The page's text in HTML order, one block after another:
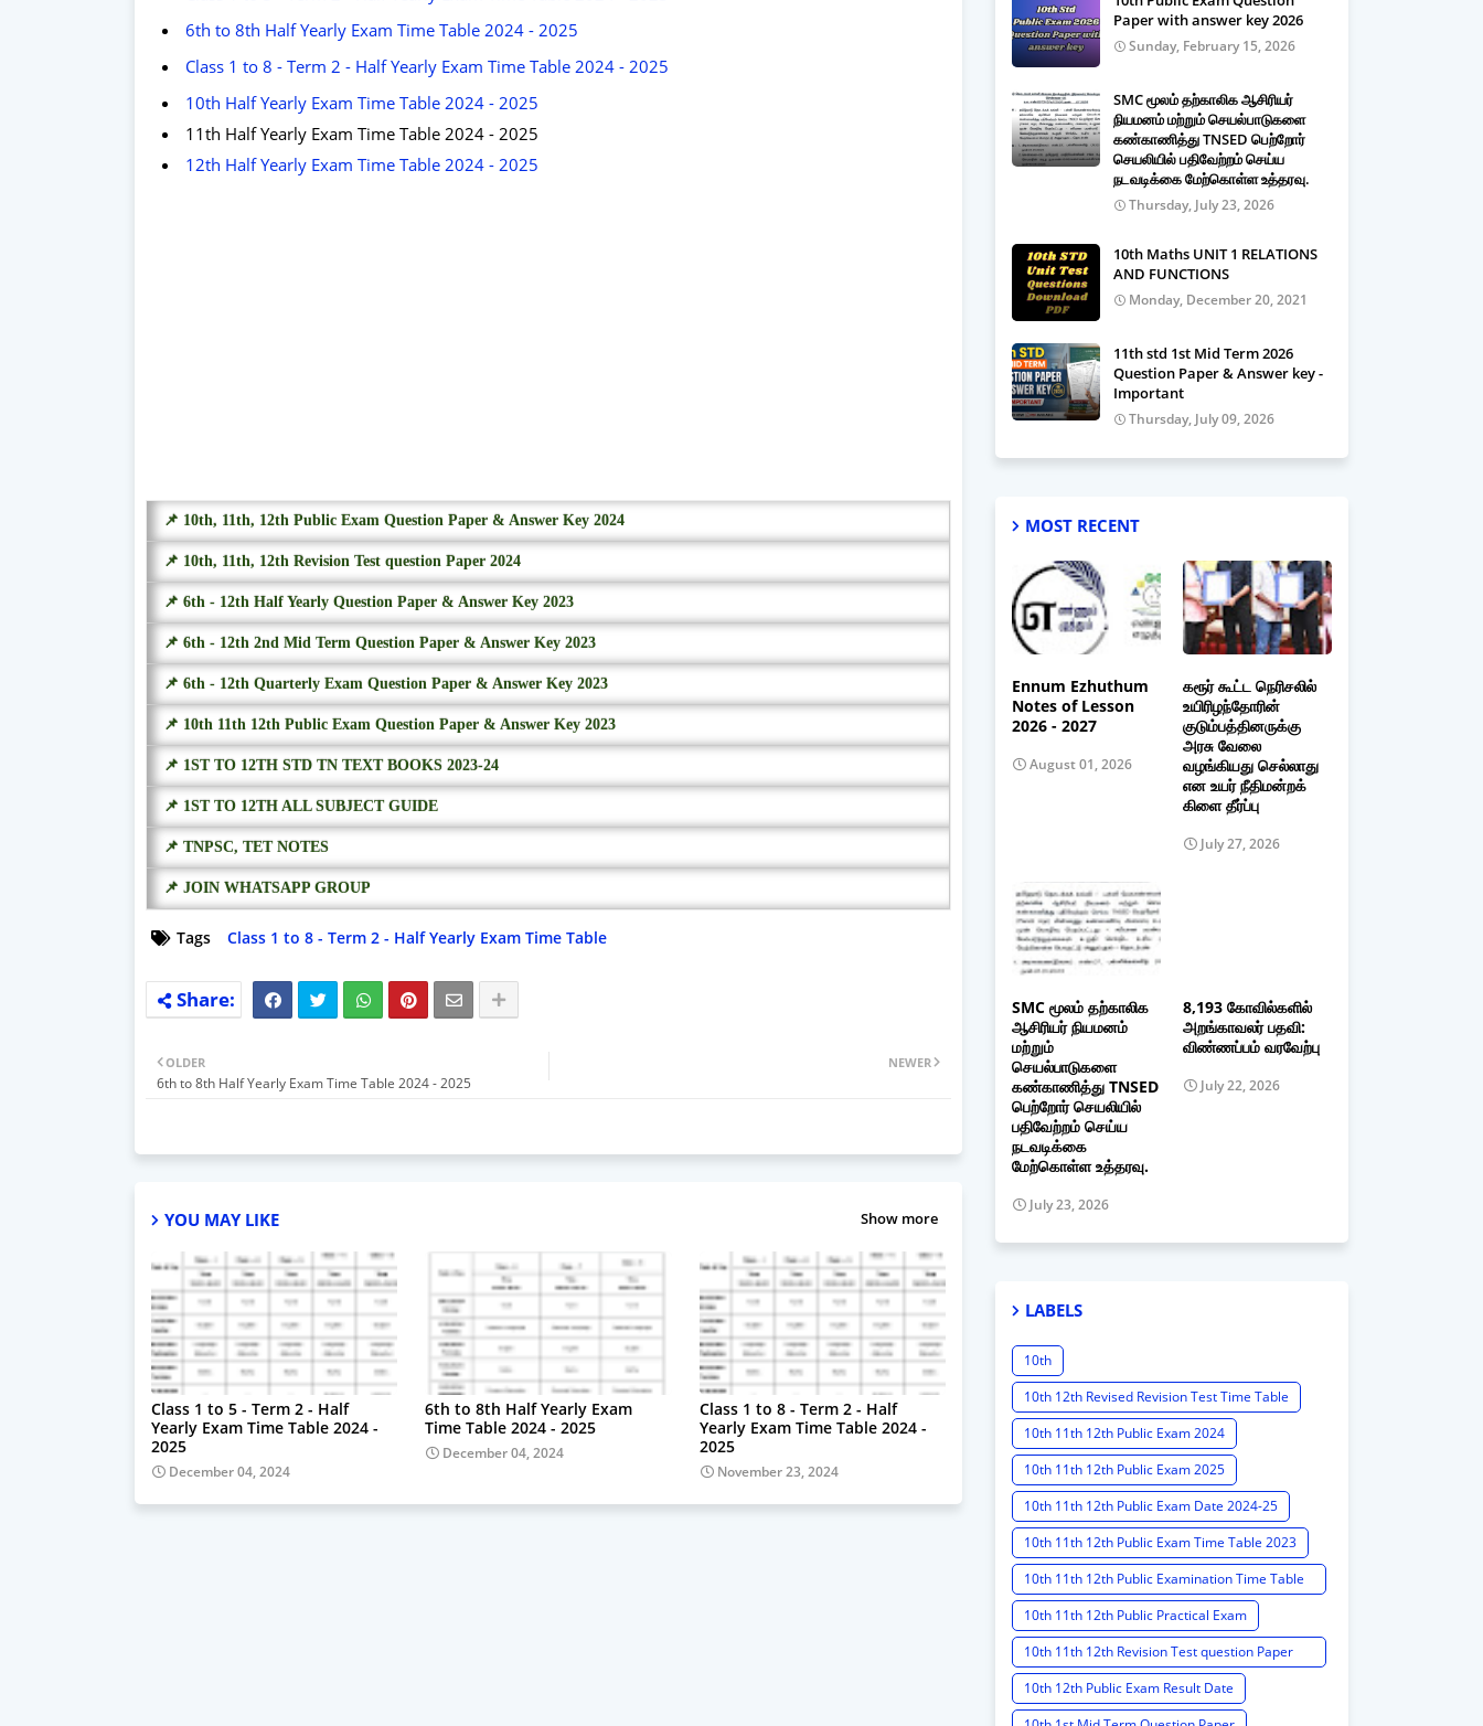
6th to 8th Half Yearly Exam Time Table 2024 - 2025
Class 1 to 8 - Term 2 - Half Yearly Exam Time Table 2024 - 2025
10th Half Yearly Exam Time Table 2024 - 2025
11th Half Yearly Exam Time Table 2024 - 2025
12th Half Yearly Exam Time Table 2024 - 2025
📌 10th, 11th, 12th Public Exam Question Paper & Answer Key 2024
📌 10th, 11th, 12th Revision Test question Paper 2024
📌 6th - 12th Half Yearly Question Paper & Answer Key 2023
📌 6th - 12th 2nd Mid Term Question Paper & Answer Key 2023
📌 6th - 12th Quarterly Exam Question Paper & Answer Key 2023
📌 10th 11th 12th Public Exam Question Paper & Answer Key 2023
📌 1ST TO 12TH STD TN TEXT BOOKS 2023-24
📌 1ST TO 12TH ALL SUBJECT GUIDE
📌 TNPSC, TET NOTES
📌 JOIN WHATSAPP GROUP
Tags Class 1 to 8 - Term 2 - Half Yearly Exam Time Table
NEWER
OLDER
6th to 8th Half Yearly Exam Time Table 2024 - 2025
YOU MAY LIKE Show more
Class 1 to 5 - Term 2 - Half
Yearly Exam Time Table 2024 -
2025
December 04, 2024
6th to 8th Half Yearly Exam
Time Table 2024 - 2025
December 04, 2024
Class 1 to 8 - Term 2 - Half
Yearly Exam Time Table 2024 -
2025
November 23, 2024
Paper with answer key 2026
Sunday, February 15, 2026
SMC மூலம் தற்காலிக ஆசிரியர்
நியமனம் மற்றும் செயல்பாடுகளை
கண்காணித்து TNSED பெற்றோர்
செயலியில் பதிவேற்றம் செய்ய
நடவடிக்கை மேற்கொள்ள உத்தரவு.
Thursday, July 23, 2026
10th Maths UNIT 1 RELATIONS
AND FUNCTIONS
Monday, December 20, 2021
11th std 1st Mid Term 2026
Question Paper & Answer key -
Important
Thursday, July 09, 2026
MOST RECENT
Ennum Ezhuthum
Notes of Lesson
2026 - 2027
August 01, 2026
கரூர் கூட்ட நெரிசலில்
உயிரிழந்தோரின்
குடும்பத்தினருக்கு
அரசு வேலை
வழங்கியது செல்லாது
என உயர் நீதிமன்றக்
கிளை தீர்ப்பு
July 27, 2026
SMC மூலம் தற்காலிக
ஆசிரியர் நியமனம்
மற்றும்
செயல்பாடுகளை
கண்காணித்து TNSED
பெற்றோர் செயலியில்
பதிவேற்றம் செய்ய
நடவடிக்கை
மேற்கொள்ள உத்தரவு.
July 23, 2026
8,193 கோவில்களில்
அறங்காவலர் பதவி:
விண்ணப்பம் வரவேற்பு
July 22, 2026
LABELS
10th
10th 12th Revised Revision Test Time Table
10th 11th 12th Public Exam 2024
10th 11th 12th Public Exam 2025
10th 11th 12th Public Exam Date 2024-25
10th 11th 12th Public Exam Time Table 2023
10th 11th 12th Public Examination Time Table
2023 - 2024
10th 11th 12th Public Practical Exam
10th 11th 12th Revision Test question Paper
2024
10th 12th Public Exam Result Date